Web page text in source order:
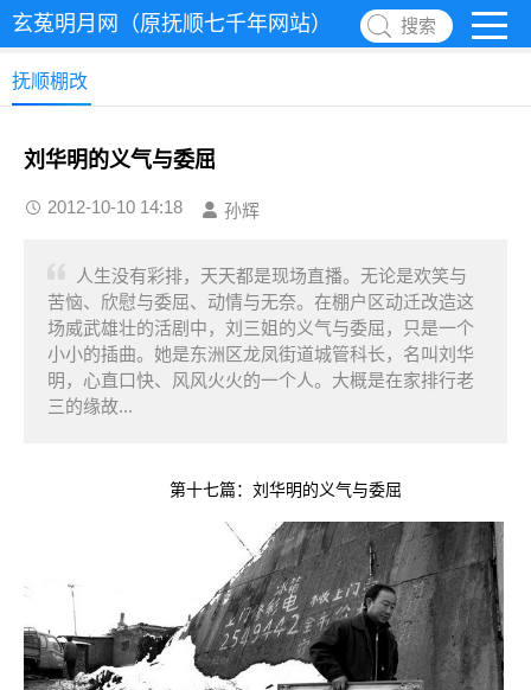
玄菟明月网（原抚顺七千年网站） 搜索
抚顺棚改
刘华明的义气与委屈
2012-10-10 14:18 孙辉
人生没有彩排，天天都是现场直播。无论是欢笑与
苦恼、欣慰与委屈、动情与无奈。在棚户区动迁改造这
场威武雄壮的活剧中，刘三姐的义气与委屈，只是一个
小小的插曲。她是东洲区龙凤街道城管科长，名叫刘华
明，心直口快、风风火火的一个人。大概是在家排行老
三的缘故...
第十七篇：刘华明的义气与委屈